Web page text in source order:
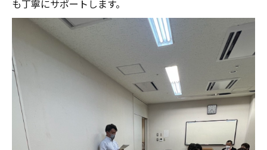
も丁寧にサポートします。